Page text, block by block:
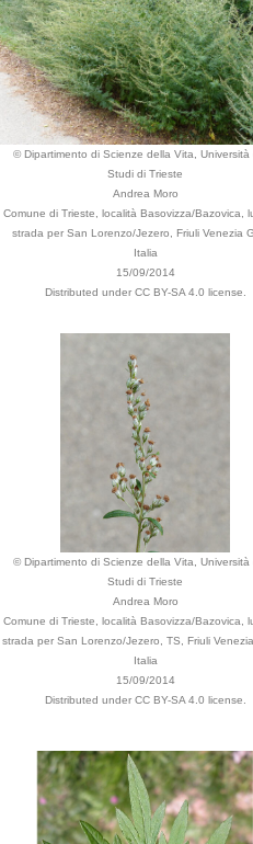
© Dipartimento di Scienze della Vita, Università
Studi di Trieste
Andrea Moro
Comune di Trieste, località Basovizza/Bazovica,
strada per San Lorenzo/Jezero, Friuli Venezia
Italia
15/09/2014
Distributed under CC BY-SA 4.0 license.
© Dipartimento di Scienze della Vita, Università
Studi di Trieste
Andrea Moro
Comune di Trieste, località Basovizza/Bazovica,
strada per San Lorenzo/Jezero, TS, Friuli Venezia
Italia
15/09/2014
Distributed under CC BY-SA 4.0 license.